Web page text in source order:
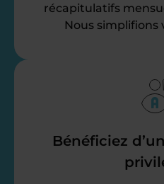
récapitulatifs
Nous
Bénéficiez